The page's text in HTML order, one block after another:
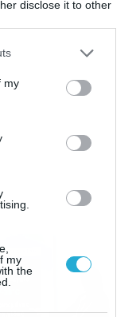
disclose it to other
or more Google
You may click to
third-party tags to
in below Google
my
my
the